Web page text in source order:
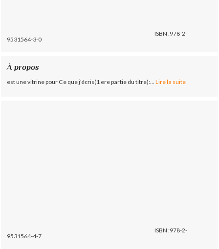
ISBN :978-2-
9531564-3-0
À propos
est une vitrine pour Ce que j'écris(1 ere partie du titre):... Lire la suite
ISBN :978-2-
9531564-4-7